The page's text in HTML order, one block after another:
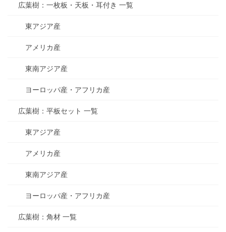
広葉樹：一枚板・天板・耳付き 一覧
東アジア産
アメリカ産
東南アジア産
ヨーロッパ産・アフリカ産
広葉樹：平板セット 一覧
東アジア産
アメリカ産
東南アジア産
ヨーロッパ産・アフリカ産
広葉樹：角材 一覧